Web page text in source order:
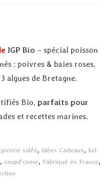
IGP Bio – spécial poisson
: poivres & baies roses,
algues de Bretagne.
Bio, parfaits pour
et recettes marines.
salée, Idées Cadeaux,Sel
, coupd'coeur, Fabriqué en France,